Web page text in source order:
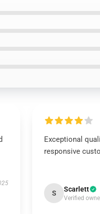
Exceptional
responsive
S Scarlett
Verified